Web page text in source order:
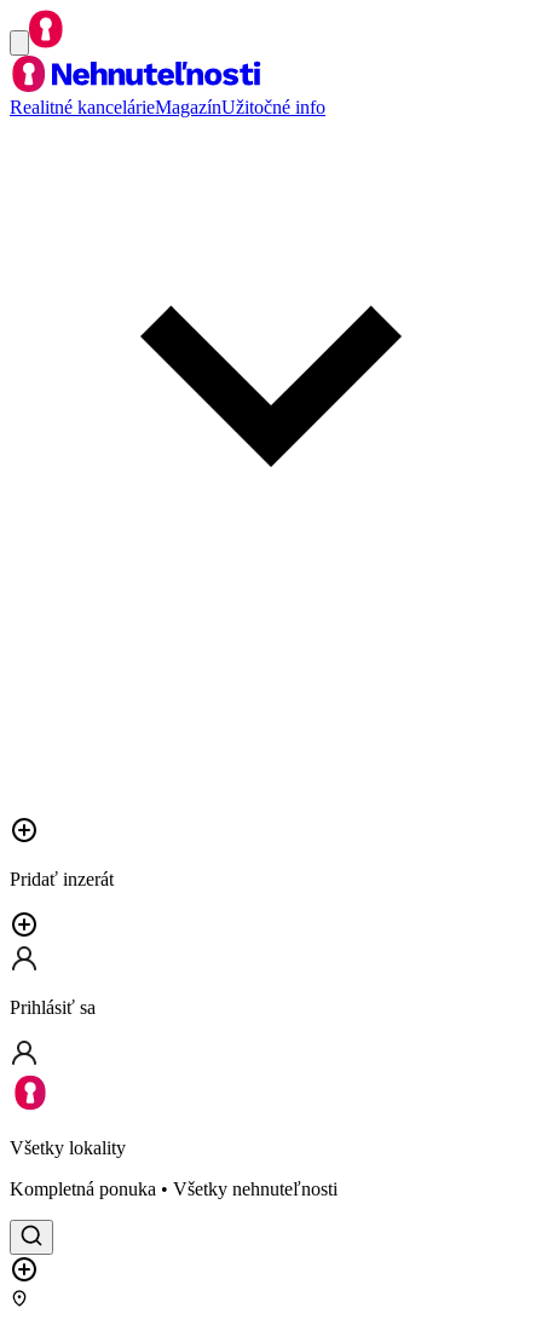
Realitné kancelárieMagazínUžitočné info
Pridať inzerát
Prihlásiť sa
Všetky lokality
Kompletná ponuka • Všetky nehnuteľnosti